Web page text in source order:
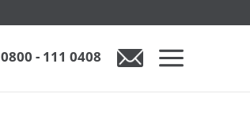
0800 - 111 0408